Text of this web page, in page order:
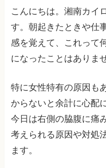
こんにちは。湘南カイ
す。朝起きたときや仕
感を覚えて、これって
になったことはありま
特に女性特有の原因も
からないと余計に心配
今日は右側の脇腹に痛
考えられる原因や対処
ます。